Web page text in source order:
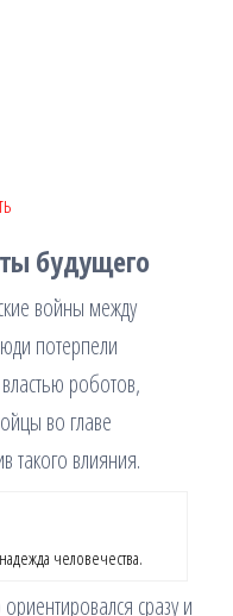
будущего
войны между
потерпели
роботов,
во главе
такого влияния.
человечества.
сразу и